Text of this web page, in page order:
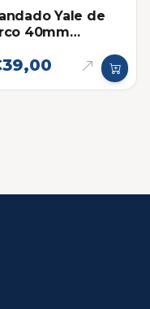
Yale de
40mm